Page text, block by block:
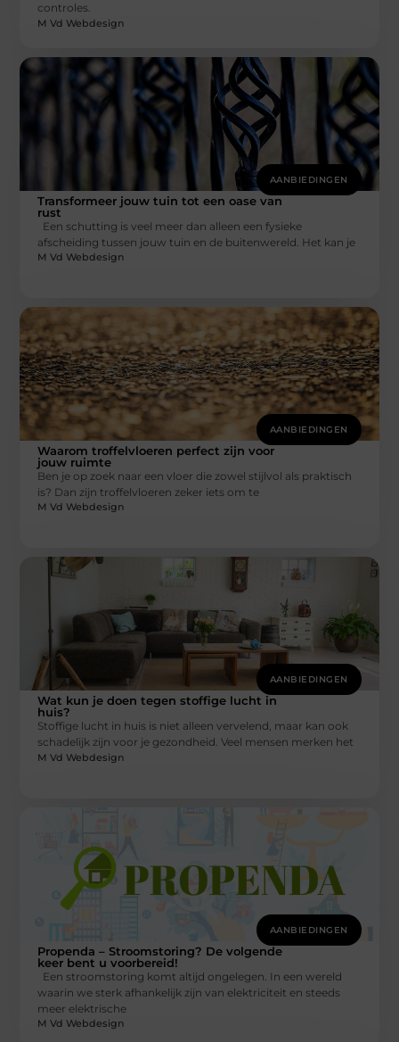
controles.
M Vd Webdesign
AANBIEDINGEN
Transformeer jouw tuin tot een oase van
rust
Een schutting is veel meer dan alleen een fysieke
afscheiding tussen jouw tuin en de buitenwereld. Het kan je
M Vd Webdesign
AANBIEDINGEN
Waarom troffelvloeren perfect zijn voor
jouw ruimte
Ben je op zoek naar een vloer die zowel stijlvol als praktisch
is? Dan zijn troffelvloeren zeker iets om te
M Vd Webdesign
AANBIEDINGEN
Wat kun je doen tegen stoffige lucht in
huis?
Stoffige lucht in huis is niet alleen vervelend, maar kan ook
schadelijk zijn voor je gezondheid. Veel mensen merken het
M Vd Webdesign
AANBIEDINGEN
Propenda – Stroomstoring? De volgende
keer bent u voorbereid!
Een stroomstoring komt altijd ongelegen. In een wereld
waarin we sterk afhankelijk zijn van elektriciteit en steeds
meer elektrische
M Vd Webdesign